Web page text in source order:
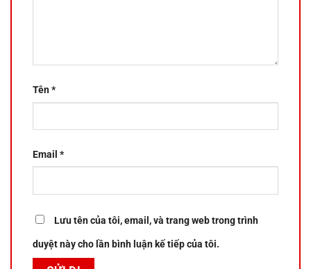
Tên*
Email *
Lưu tên của tôi, email, và trang web trong trình
duyệt này cho lần bình luận kế tiếp của tôi.